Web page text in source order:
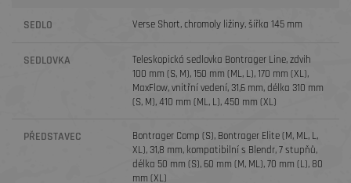
SEDLO Verse Short, chromoly ližiny, šířka 145 mm
SEDLOVKA
Teleskopická sedlovka Bontrager Line, zdvih
100 mm (S, M), 150 mm (ML, L), 170 mm (XL),
MaxFlow, vnitřní vedení, 31,6 mm, délka 310 mm
(S, M), 410 mm (ML, L), 450 mm (XL)
PŘEDSTAVEC
Bontrager Comp (S), Bontrager Elite (M, ML, L,
XL), 31,8 mm, kompatibilní s Blendr, 7 stupňů,
délka 50 mm (S), 60 mm (M, ML), 70 mm (L), 80
mm (XL)